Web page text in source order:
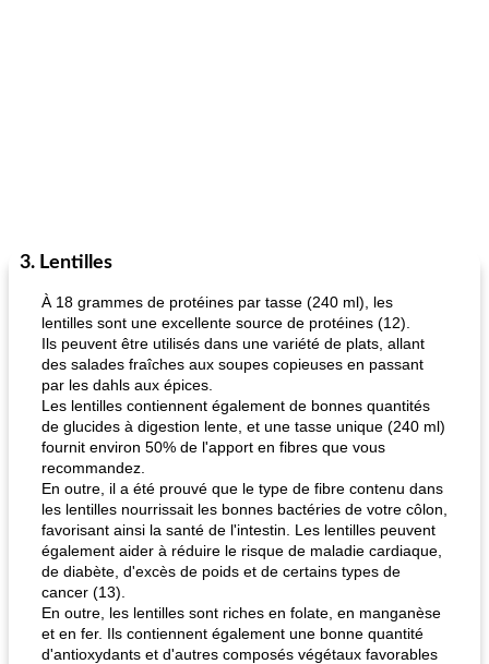
3. Lentilles
À 18 grammes de protéines par tasse (240 ml), les
lentilles sont une excellente source de protéines (12).
Ils peuvent être utilisés dans une variété de plats, allant
des salades fraîches aux soupes copieuses en passant
par les dahls aux épices.
Les lentilles contiennent également de bonnes quantités
de glucides à digestion lente, et une tasse unique (240 ml)
fournit environ 50% de l'apport en fibres que vous
recommandez.
En outre, il a été prouvé que le type de fibre contenu dans
les lentilles nourrissait les bonnes bactéries de votre côlon,
favorisant ainsi la santé de l'intestin. Les lentilles peuvent
également aider à réduire le risque de maladie cardiaque,
de diabète, d'excès de poids et de certains types de
cancer (13).
En outre, les lentilles sont riches en folate, en manganèse
et en fer. Ils contiennent également une bonne quantité
d'antioxydants et d'autres composés végétaux favorables